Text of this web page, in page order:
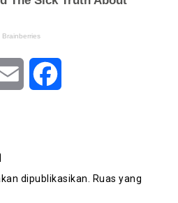
Email
dipublikasikan.
Ruas yang